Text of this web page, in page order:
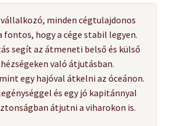
minden cégtulajdonos
fontos, hogy a cége stabil legyen.
segít az átmeneti belső és külső
való átjutásban.
egy hajóval átkelni az óceánon.
és egy jó kapitánnyal
átjutni a viharokon is.